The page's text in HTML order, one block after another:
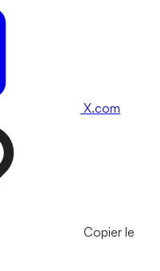
X.com
Copier le